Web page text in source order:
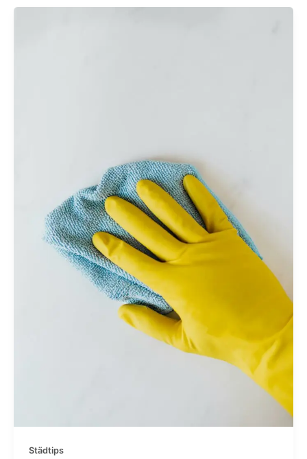
Städtips